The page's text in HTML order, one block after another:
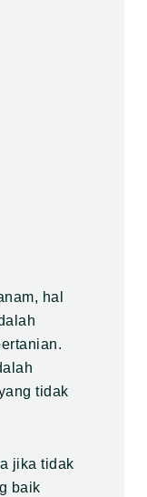
hal
tidak
jika tidak
baik